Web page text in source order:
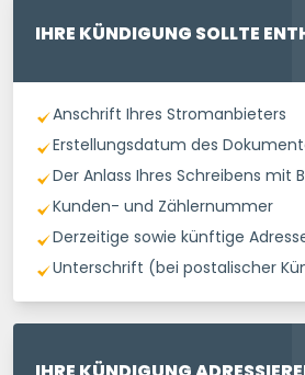
IHRE KÜNDIGUNG SOLLTE
Anschrift Ihres Stromanbieters
Erstellungsdatum des
Der Anlass Ihres Schreibens mit
Kunden- und Zählernummer
Derzeitige sowie künftige
Unterschrift (bei postalischer